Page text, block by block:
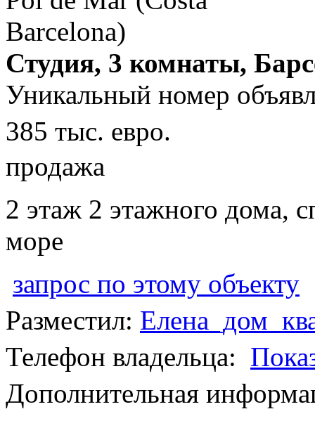
Студия, 3 комнаты,
Уникальный номер
385 тыс. евро.
продажа
2 этаж 2 этажного дома,
море
запрос по этому объекту
Разместил:
Телефон владельца:
Дополнительная